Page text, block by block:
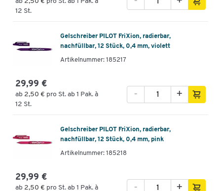
12 St.
Gelschreiber PILOT FriXion, radierbar,
nachfüllbar, 12 Stück, 0,4 mm, violett
Artikelnummer: 185217
29,99 €
ab 2,50 € pro St. ab 1 Pak. à
12 St.
+
-
Gelschreiber PILOT FriXion, radierbar,
nachfüllbar, 12 Stück, 0,4 mm, pink
Artikelnummer: 185218
29,99 €
ab 2,50 € pro St. ab 1 Pak. à
+
-